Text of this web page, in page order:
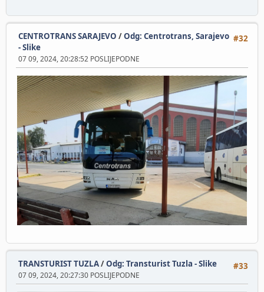
#32
CENTROTRANS SARAJEVO /Odg: Centrotrans, Sarajevo
- Slike
07 09, 2024, 20:28:52 POSLIJEPODNE
#33
TRANSTURIST TUZLA/Odg: Transturist Tuzla - Slike
07 09, 2024, 20:27:30 POSLIJEPODNE